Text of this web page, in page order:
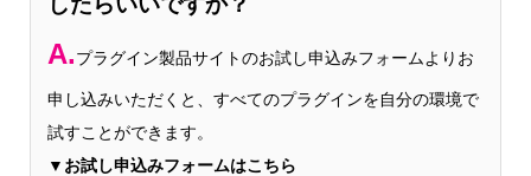
A.プラグイン製品サイトのお試し申込みフォームよりお
申し込みいただくと、すべてのプラグインを自分の環境で
試すことができます。
▼お試し申込みフォームはこちら